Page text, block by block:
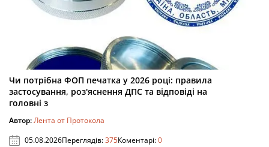
Чи потрібна ФОП печатка у 2026 році: правила
застосування, роз'яснення ДПС та відповіді на
головні з
Автор:Лента от Протокола
05.08.2026Переглядів:375Коментарі:0